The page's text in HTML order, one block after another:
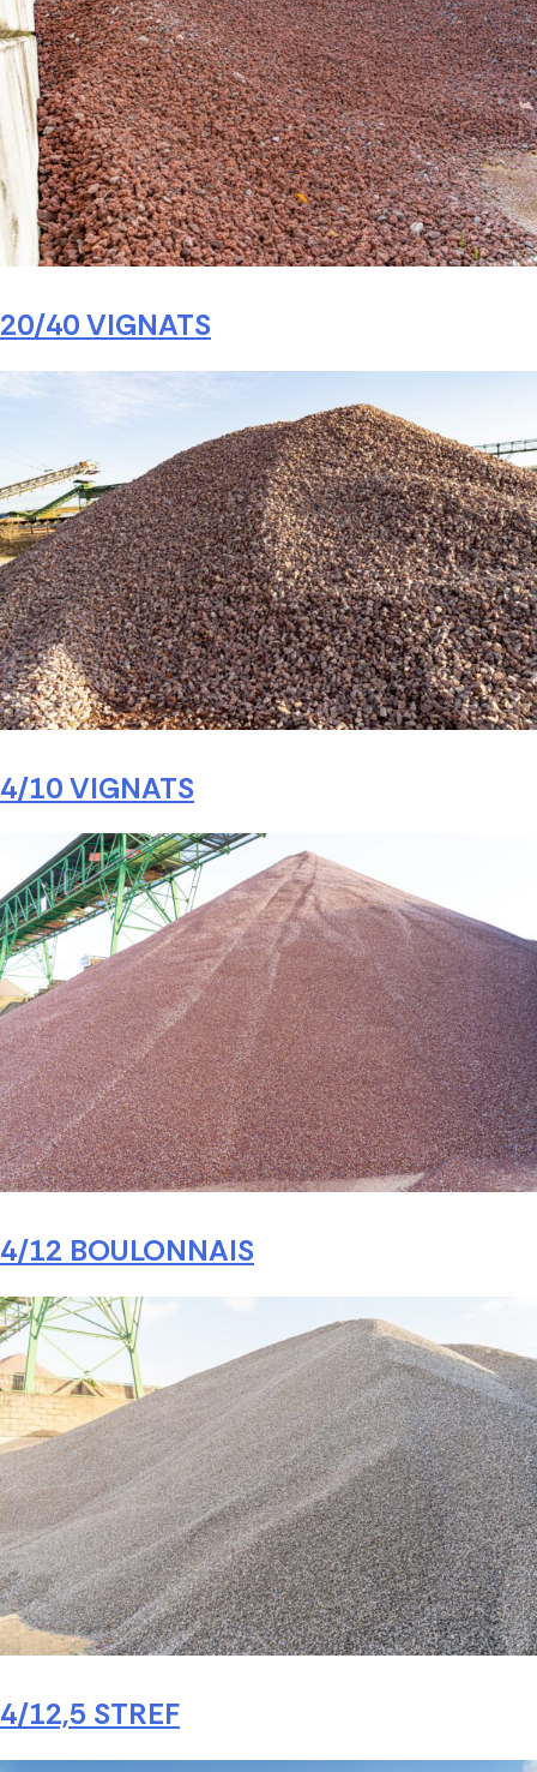
20/40 VIGNATS
4/10 VIGNATS
4/12 BOULONNAIS
4/12,5 STREF